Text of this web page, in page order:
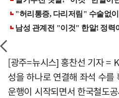
[광주=뉴시스] 홍찬선 기자 =
성을 하나로 연결해 좌석 수
운행이 시작되면서 한국철도